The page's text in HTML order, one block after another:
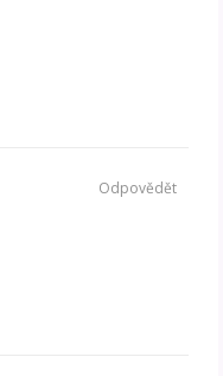
Odpovědět